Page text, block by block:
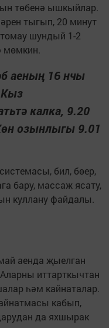
төбенә ышкыйлар.
тыгып, 20 минут
шундый 1-2
мөмкин.
аеның 16 нчы
Кыз
калка, 9.20
озынлыгы 9.01
бил, бөер,
бару, массаж ясату,
куллану файдалы.
аенда җыелган
иттарткычтан
һәм кайнаталар.
кабып,
да яхшырак